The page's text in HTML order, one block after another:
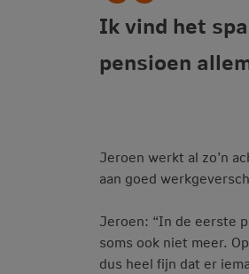
Ik vind het
pensioen
Jeroen werkt al zo’n
aan goed
Jeroen: “In de eerste
soms ook niet meer.
dus heel fijn dat er